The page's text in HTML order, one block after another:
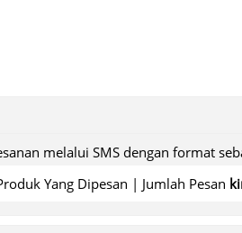
melalui SMS dengan format
Yang Dipesan | Jumlah Pesan